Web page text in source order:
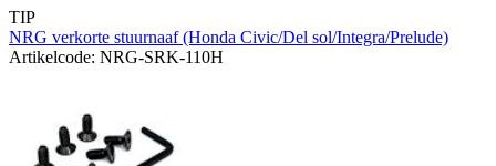
TIP
NRG verkorte stuurnaaf (Honda Civic/Del sol/Integra/Prelude)
Artikelcode: NRG-SRK-110H